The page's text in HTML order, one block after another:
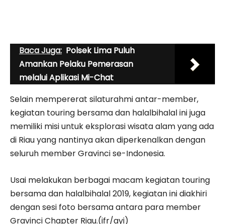
Baca Juga: Polsek Lima Puluh
Amankan Pelaku Pemerasan
melalui Aplikasi Mi-Chat
Selain mempererat silaturahmi antar-member,
kegiatan touring bersama dan halalbihalal ini juga
memiliki misi untuk eksplorasi wisata alam yang ada
di Riau yang nantinya akan diperkenalkan dengan
seluruh member Gravinci se-Indonesia.
Usai melakukan berbagai macam kegiatan touring
bersama dan halalbihalal 2019, kegiatan ini diakhiri
dengan sesi foto bersama antara para member
Gravinci Chapter Riau.(ifr/ayi)